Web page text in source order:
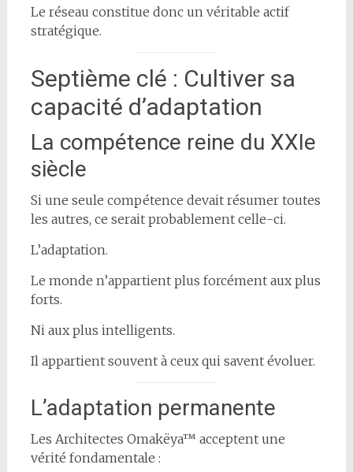
Le réseau constitue donc un véritable actif
stratégique.
Septième clé : Cultiver sa
capacité d’adaptation
La compétence reine du XXIe
siècle
Si une seule compétence devait résumer toutes
les autres, ce serait probablement celle-ci.
L’adaptation.
Le monde n’appartient plus forcément aux plus
forts.
Ni aux plus intelligents.
Il appartient souvent à ceux qui savent évoluer.
L’adaptation permanente
Les Architectes Omakëya™ acceptent une
vérité fondamentale :